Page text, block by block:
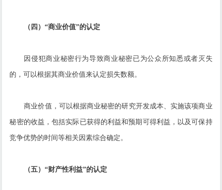
（四）“商业价值”的认定
因侵犯商业秘密行为导致商业秘密已为公众所知悉或者灭失
的，可以根据其商业价值来认定损失数额。
商业价值，可以根据商业秘密的研究开发成本、实施该项商业
秘密的收益，包括实际已获得的利益和预期可得利益，以及可保持
竞争优势的时间等相关因素综合确定。
（五）“财产性利益”的认定